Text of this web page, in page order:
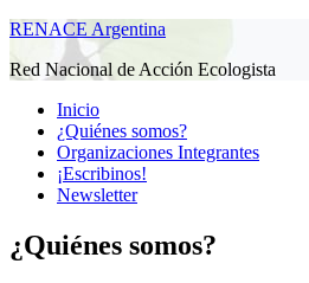
RENACE Argentina
Red Nacional de Acción Ecologista
Inicio
¿Quiénes somos?
Organizaciones Integrantes
¡Escribinos!
Newsletter
¿Quiénes somos?